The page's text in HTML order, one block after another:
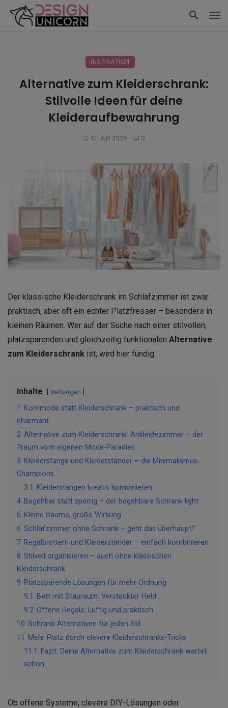
INSPIRATION
Alternative zum Kleiderschrank:
Stilvolle Ideen für deine
Kleideraufbewahrung
12. Juli 2025 0
Der klassische Kleiderschrank im Schlafzimmer ist zwar
praktisch, aber oft ein echter Platzfresser – besonders in
kleinen Räumen. Wer auf der Suche nach einer stilvollen,
platzsparenden und gleichzeitig funktionalen Alternative
zum Kleiderschrank ist, wird hier fündig.
Inhalte Verbergen
1
Kommode statt Kleiderschrank – praktisch und
charmant
2 Alternative zum Kleiderschrank: Ankleidezimmer – der
Traum vom eigenen Mode-Paradies
3 Kleiderstange und Kleiderständer – die Minimalismus-
Champions
3.1
Kleiderstangen kreativ kombinieren
4 Begehbar statt sperrig – der begehbare Schrank light
5 Kleine Räume, große Wirkung
6 Schlafzimmer ohne Schrank – geht das überhaupt?
7 Regalbrettern und Kleiderständer – einfach kombinieren
8 Stilvoll organisieren – auch ohne klassischen
Kleiderschrank
9 Platzsparende Lösungen für mehr Ordnung
9.1
Bett mit Stauraum: Versteckter Held
9.2 Offene Regale: Luftig und praktisch
10 Schrank Alternativen für jeden Stil
11
Mehr Platz durch clevere Kleiderschranks-Tricks
11.1
Fazit: Deine Alternative zum Kleiderschrank wartet
schon
Ob offene Systeme, clevere DIY-Lösungen oder